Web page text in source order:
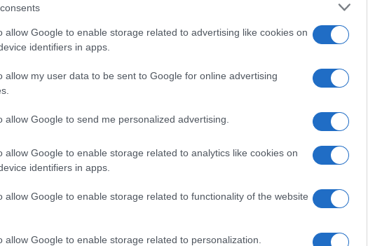
allow Google to enable storage related to advertising like cookies on
identifiers in apps.
allow my user data to be sent to Google for online advertising
allow Google to send me personalized advertising.
allow Google to enable storage related to analytics like cookies on
identifiers in apps.
allow Google to enable storage related to functionality of the website
allow Google to enable storage related to personalization.
discutendo Forza Italia e la sinistra.
sono attesi oggi pomerigio nell’area Sar a
che sembra essere calato sulla
– spiegano da Mediterranea – la
E pensare che i dati del Viminale,
periodo del 2023.Da gennaio a luglio
immigrati, contro gli 89mila dello
meno anche rispetto ai 41mila di due
meno morti. Gran parte di questi migranti